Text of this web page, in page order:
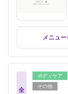
メニュー
全
ボディケア
その他